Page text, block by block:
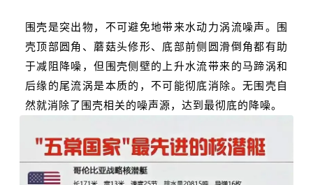
围壳是突出物，不可避免地带来水动力涡流噪声。围
壳顶部圆角、蘑菇头修形、底部前侧圆滑倒角都有助
于减阻降噪，但围壳侧壁的上升水流带来的马蹄涡和
后缘的尾流涡是本质的，不可能彻底消除。无围壳自
然就消除了围壳相关的噪声源，达到最彻底的降噪。